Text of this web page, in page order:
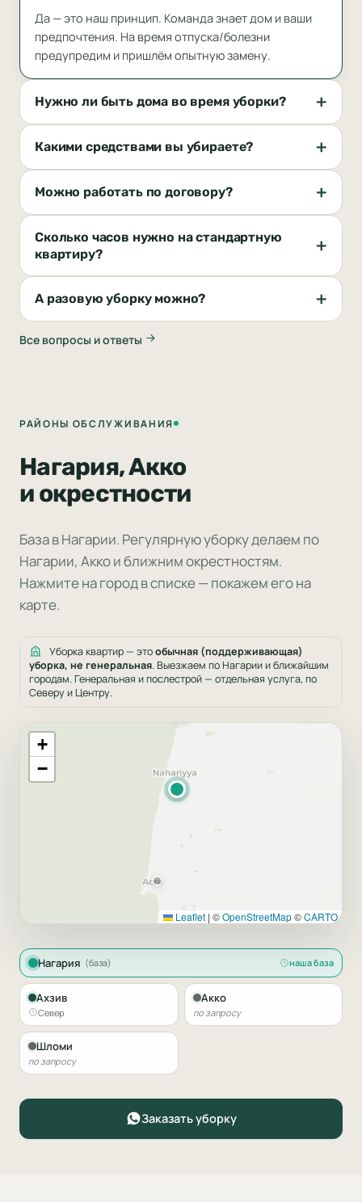
Да — это наш принцип. Команда знает дом и ваши
предпочтения. На время отпуска/болезни
предупредим и пришлём опытную замену.
Нужно ли быть дома во время уборки?
Какими средствами вы убираете?
Можно работать по договору?
Сколько часов нужно на стандартную
квартиру?
А разовую уборку можно?
Все вопросы и ответы
РАЙОНЫ ОБСЛУЖИВАНИЯ
Нагария, Акко
и окрестности
База в Нагарии. Регулярную уборку делаем по
Нагарии, Акко и ближним окрестностям.
Нажмите на город в списке — покажем его на
карте.
Уборка квартир — этообычная (поддерживающая)
уборка, не генеральная. Выезжаем по Нагарии и ближайшим
городам. Генеральная и послестрой — отдельная услуга, по
Северу и Центру.
Нагария (база) наша база
Ахзив
Север
Акко
по запросу
Шломи
по запросу
Заказать уборку
+
−
Leaflet | ©OpenStreetMap©CARTO